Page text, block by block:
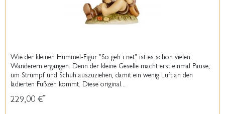
Wie der kleinen Hummel-Figur "So geh i net" ist es schon vielen
Wanderern ergangen. Denn der kleine Geselle macht erst einmal Pause,
um Strumpf und Schuh auszuziehen, damit ein wenig Luft an den
lädierten Fußzeh kommt. Diese original...
229,00 €*